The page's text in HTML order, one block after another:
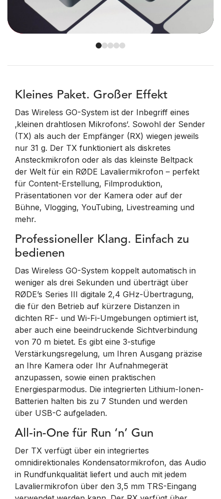
Kleines Paket. Großer Effekt
Das Wireless GO-System ist der Inbegriff eines
‚kleinen drahtlosen Mikrofons‘. Sowohl der Sender
(TX) als auch der Empfänger (RX) wiegen jeweils
nur 31 g. Der TX funktioniert als diskretes
Ansteckmikrofon oder als das kleinste Beltpack
der Welt für ein RØDE Lavaliermikrofon – perfekt
für Content-Erstellung, Filmproduktion,
Präsentationen vor der Kamera oder auf der
Bühne, Vlogging, YouTubing, Livestreaming und
mehr.
Professioneller Klang. Einfach zu
bedienen
Das Wireless GO-System koppelt automatisch in
weniger als drei Sekunden und überträgt über
RØDE’s Series III digitale 2,4 GHz-Übertragung,
die für den Betrieb auf kürzere Distanzen in
dichten RF- und Wi-Fi-Umgebungen optimiert ist,
aber auch eine beeindruckende Sichtverbindung
von 70 m bietet. Es gibt eine 3-stufige
Verstärkungsregelung, um Ihren Ausgang präzise
an Ihre Kamera oder Ihr Aufnahmegerät
anzupassen, sowie einen praktischen
Energiesparmodus. Die integrierten Lithium-Ionen-
Batterien halten bis zu 7 Stunden und werden
über USB-C aufgeladen.
All-in-One für Run ‘n’ Gun
Der TX verfügt über ein integriertes
omnidirektionales Kondensatormikrofon, das Audio
in Rundfunkqualität liefert und auch mit jedem
Lavaliermikrofon über den 3,5 mm TRS-Eingang